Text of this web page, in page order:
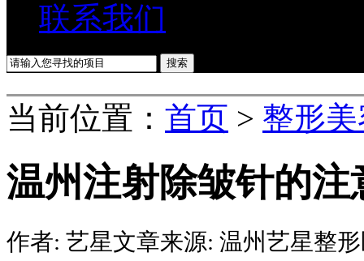
联系我们
当前位置： 首页 > 整形
温州注射除皱针的注
作者: 艺星文章来源: 温州艺星整